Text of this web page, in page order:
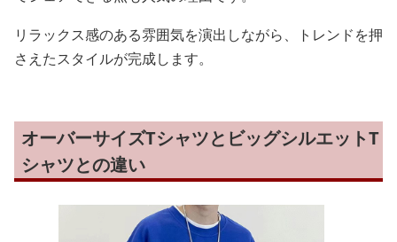
リラックス感のある雰囲気を演出しながら、トレンドを押
さえたスタイルが完成します。
オーバーサイズTシャツとビッグシルエットT
シャツとの違い